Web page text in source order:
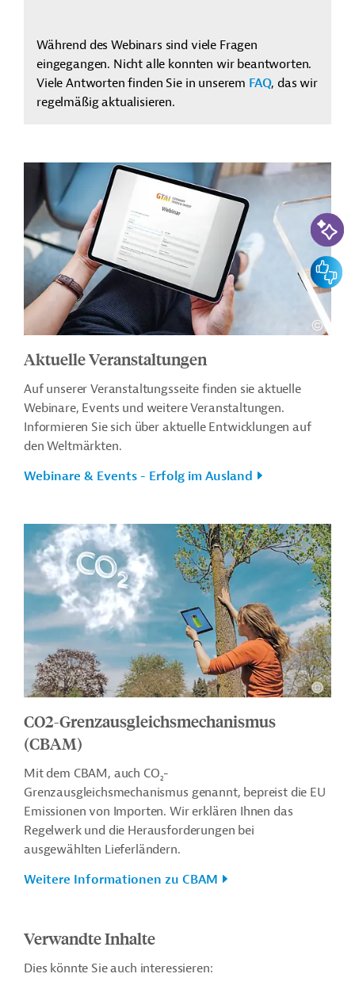
Während des Webinars sind viele Fragen
eingegangen. Nicht alle konnten wir beantworten.
Viele Antworten finden Sie in unserem FAQ, das wir
regelmäßig aktualisieren.
Aktuelle Veranstaltungen
Auf unserer Veranstaltungsseite finden sie aktuelle
Webinare, Events und weitere Veranstaltungen.
Informieren Sie sich über aktuelle Entwicklungen auf
den Weltmärkten.
Webinare & Events - Erfolg im Ausland
CO2-Grenzausgleichsmechanismus
(CBAM)
Mit dem CBAM, auch CO2-
Grenzausgleichsmechanismus genannt, bepreist die EU
Emissionen von Importen. Wir erklären Ihnen das
Regelwerk und die Herausforderungen bei
ausgewählten Lieferländern.
Weitere Informationen zu CBAM
Verwandte Inhalte
Dies könnte Sie auch interessieren:
KI-